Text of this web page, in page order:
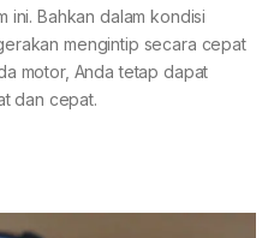
ini. Bahkan dalam kondisi
mengintip secara cepat
motor, Anda tetap dapat
dan cepat.